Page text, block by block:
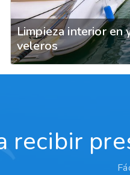
Limpieza interior en
veleros
recibir